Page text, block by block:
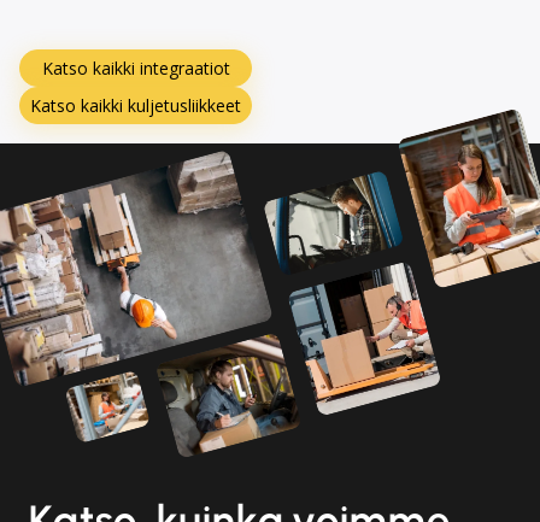
Katso kaikki integraatiot
Katso kaikki kuljetusliikkeet